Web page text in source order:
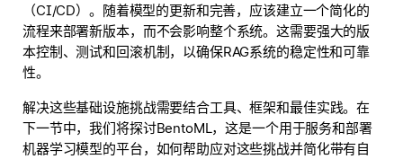
（CI/CD）。随着模型的更新和完善，应该建立一个简化的
流程来部署新版本，而不会影响整个系统。这需要强大的版
本控制、测试和回滚机制，以确保RAG系统的稳定性和可靠
性。
解决这些基础设施挑战需要结合工具、框架和最佳实践。在
下一节中，我们将探讨BentoML，这是一个用于服务和部署
机器学习模型的平台，如何帮助应对这些挑战并简化带有自